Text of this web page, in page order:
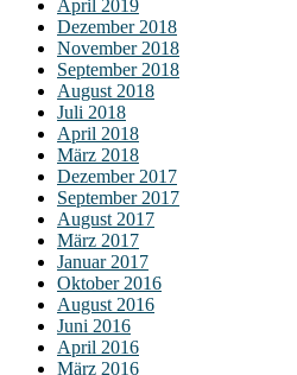
April 2019
Dezember 2018
November 2018
September 2018
August 2018
Juli 2018
April 2018
März 2018
Dezember 2017
September 2017
August 2017
März 2017
Januar 2017
Oktober 2016
August 2016
Juni 2016
April 2016
März 2016